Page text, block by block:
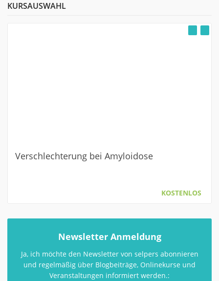
KURSAUSWAHL
Verschlechterung bei Amyloidose
KOSTENLOS
Newsletter Anmeldung
Ja, ich möchte den Newsletter von selpers abonnieren
und regelmäßig über Blogbeiträge, Onlinekurse und
Veranstaltungen informiert werden.: